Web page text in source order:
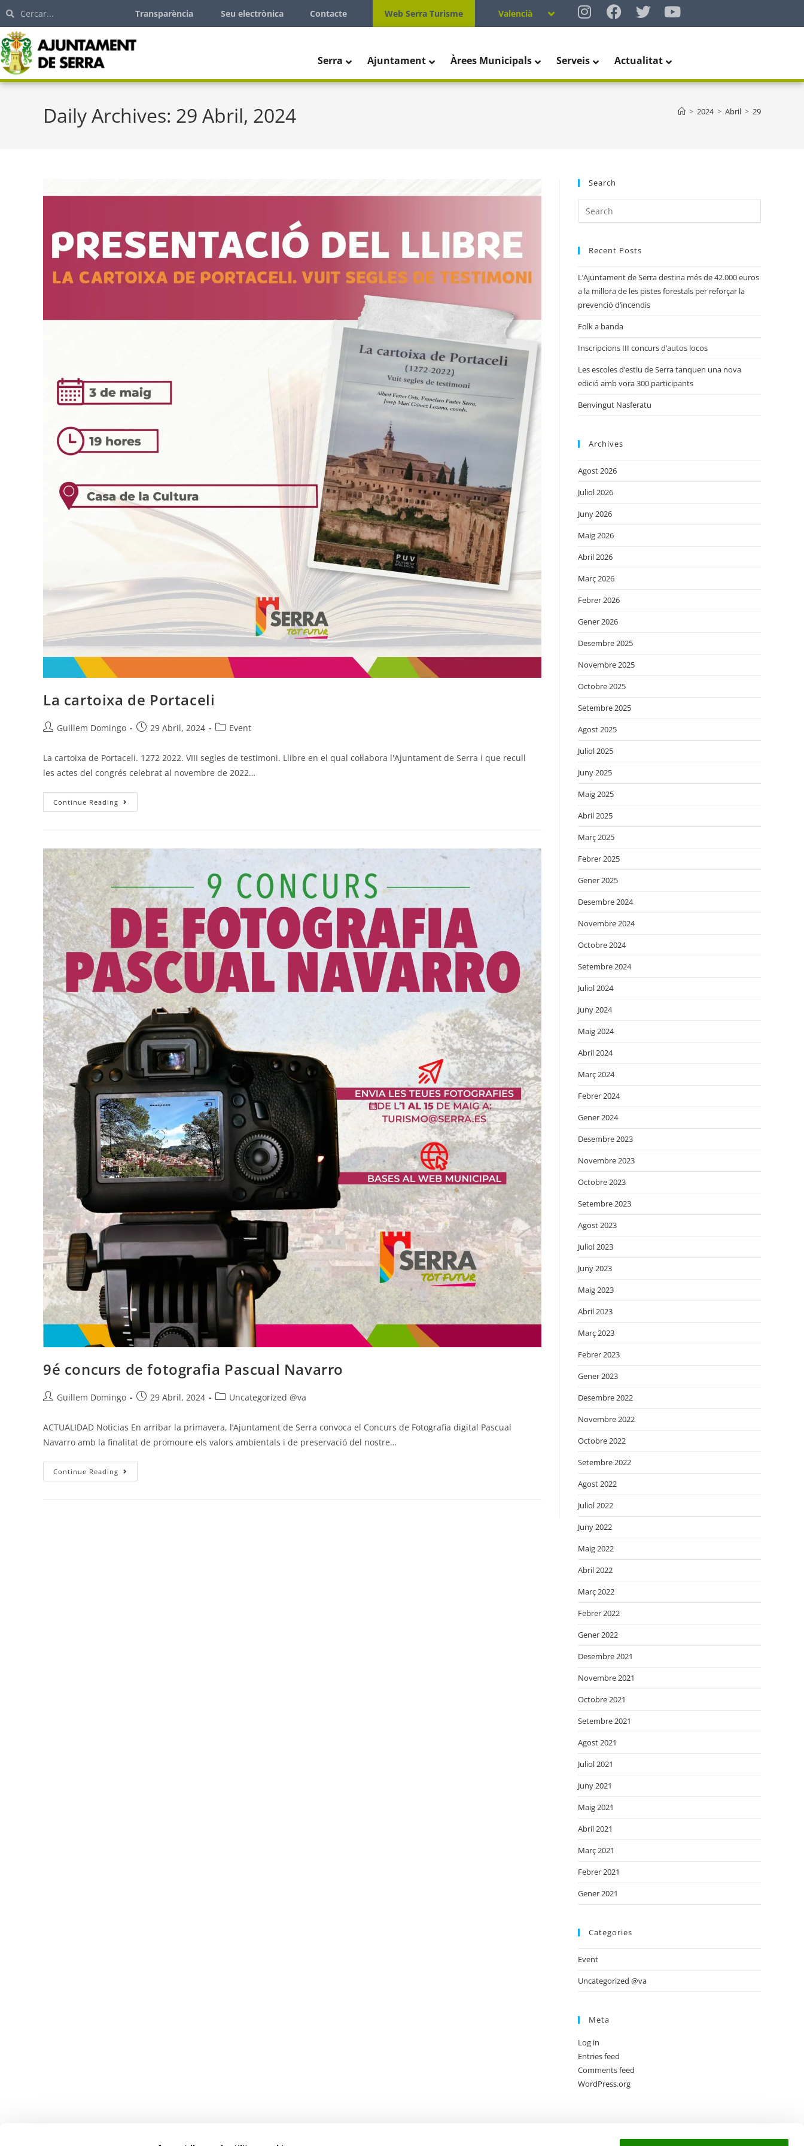
Transparència Seu electrònica Contacte Web Serra Turisme Valencià
Serra Ajuntament Àrees Municipals Serveis Actualitat
Daily Archives: 29 Abril, 2024 > 2024 > Abril > 29
La cartoixa de Portaceli
Guillem Domingo 29 Abril, 2024 Event
La cartoixa de Portaceli. 1272 2022. VIII segles de testimoni. Llibre en el qual col·labora l'Ajuntament de Serra i que recull
les actes del congrés celebrat al novembre de 2022…
Continue Reading
9é concurs de fotografia Pascual Navarro
Guillem Domingo 29 Abril, 2024 Uncategorized @va
ACTUALIDAD Noticias En arribar la primavera, l’Ajuntament de Serra convoca el Concurs de Fotografia digital Pascual
Navarro amb la finalitat de promoure els valors ambientals i de preservació del nostre…
Continue Reading
Search
Recent Posts
L’Ajuntament de Serra destina més de 42.000 euros
a la millora de les pistes forestals per reforçar la
prevenció d’incendis
Folk a banda
Inscripcions III concurs d’autos locos
Les escoles d’estiu de Serra tanquen una nova
edició amb vora 300 participants
Benvingut Nasferatu
Archives
Agost 2026
Juliol 2026
Juny 2026
Maig 2026
Abril 2026
Març 2026
Febrer 2026
Gener 2026
Desembre 2025
Novembre 2025
Octobre 2025
Setembre 2025
Agost 2025
Juliol 2025
Juny 2025
Maig 2025
Abril 2025
Març 2025
Febrer 2025
Gener 2025
Desembre 2024
Novembre 2024
Octobre 2024
Setembre 2024
Juliol 2024
Juny 2024
Maig 2024
Abril 2024
Març 2024
Febrer 2024
Gener 2024
Desembre 2023
Novembre 2023
Octobre 2023
Setembre 2023
Agost 2023
Juliol 2023
Juny 2023
Maig 2023
Abril 2023
Març 2023
Febrer 2023
Gener 2023
Desembre 2022
Novembre 2022
Octobre 2022
Setembre 2022
Agost 2022
Juliol 2022
Juny 2022
Maig 2022
Abril 2022
Març 2022
Febrer 2022
Gener 2022
Desembre 2021
Novembre 2021
Octobre 2021
Setembre 2021
Agost 2021
Juliol 2021
Juny 2021
Maig 2021
Abril 2021
Març 2021
Febrer 2021
Gener 2021
Categories
Event
Uncategorized @va
Meta
Log in
Entries feed
Comments feed
WordPress.org